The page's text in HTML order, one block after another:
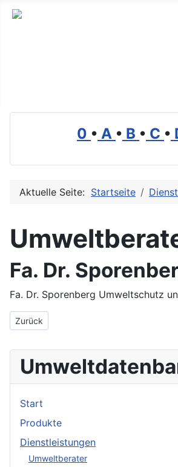
0 • A • B • C •
Aktuelle Seite: Startseite
Fa. Dr.
Fa. Dr. Sporenberg Umweltschutz
Vorheriger Beitrag: Euro KMI
Zurück
Start
Produkte
Dienstleistungen
Umweltberater